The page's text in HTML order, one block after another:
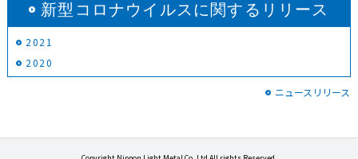
新型コロナウイルスに関するリリース
2021
2020
ニュースリリース